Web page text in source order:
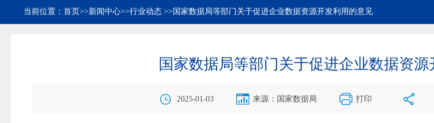
当前位置： 首页>>新闻中心>>行业动态 >>国家数据局等部门关于促进企业数据资源开发利用的意见
国家数据局等部门关于促进企业数据资
2025-01-03 来源：国家数据局 打印